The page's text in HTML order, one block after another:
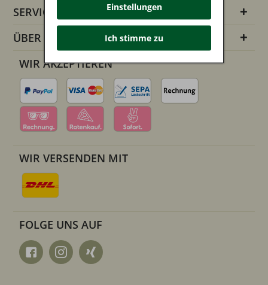
SERVICE INFOS
ÜBER UNS
WIR AKZEPTIEREN
WIR VERSENDEN MIT
FOLGE UNS AUF
Einstellungen
Ich stimme zu